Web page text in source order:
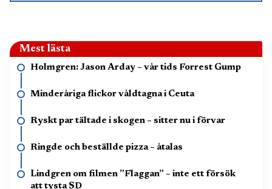
Mest lästa
Holmgren: Jason Arday – vår tids Forrest Gump
Minderåriga flickor våldtagna i Ceuta
Ryskt par tältade i skogen – sitter nu i förvar
Ringde och beställde pizza – åtalas
Lindgren om filmen ”Flaggan” – inte ett försök
att tysta SD